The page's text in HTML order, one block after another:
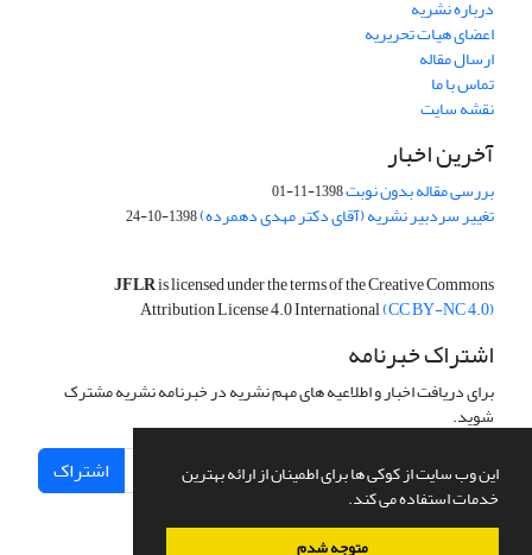
این وب سایت از کوکی ها برای اطمینان از ارائه بهترین
خدمات استفاده می کند.
متوجه شدم
درباره نشریه
اعضای هیات تحریریه
ارسال مقاله
تماس با ما
نقشه سایت
آخرین اخبار
بررسی مقاله بدون نوبت1398-11-01
تغییر سردبیر نشریه (آقای دکتر مهدی دهمرده)1398-10-24
JFLRis licensed under the terms of the Creative Commons
Attribution License 4.0 International(CC BY-NC 4.0)
اشتراک خبرنامه
برای دریافت اخبار و اطلاعیه های مهم نشریه در خبرنامه نشریه مشترک
شوید.
اشتراک